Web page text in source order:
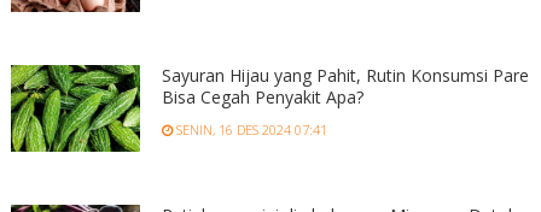
Sayuran Hijau yang Pahit, Rutin Konsumsi Pare
Bisa Cegah Penyakit Apa?
SENIN, 16 DES 2024 07:41